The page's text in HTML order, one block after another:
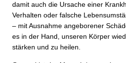
damit auch die Ursache einer
Verhalten oder falsche
– mit Ausnahme angeborener
es in der Hand, unseren Körper
stärken und zu heilen.